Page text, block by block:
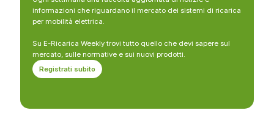
informazioni che riguardano il mercato dei sistemi di ricarica
per mobilità elettrica.
Su E-Ricarica Weekly trovi tutto quello che devi sapere sul
mercato, sulle normative e sui nuovi prodotti.
Registrati subito